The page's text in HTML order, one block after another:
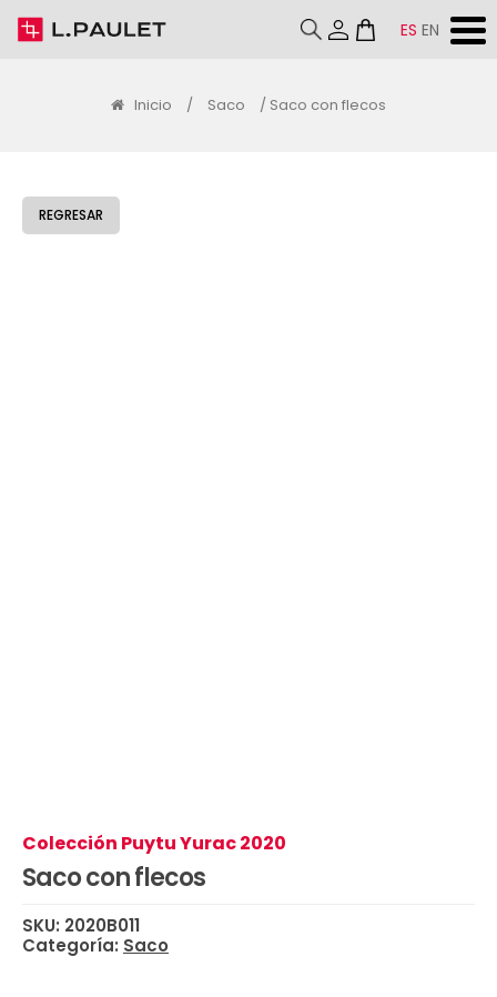
ES EN
Inicio / Saco / Saco con flecos
REGRESAR
Colección Puytu Yurac 2020
Saco con flecos
SKU: 2020B011
Categoría: Saco